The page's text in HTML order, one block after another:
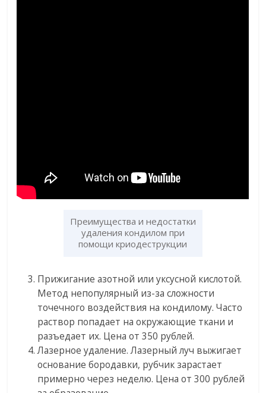
Преимущества и недостатки
удаления кондилом при
помощи криодеструкции
Прижигание азотной или уксусной кислотой.
Метод непопулярный из-за сложности
точечного воздействия на кондилому. Часто
раствор попадает на окружающие ткани и
разъедает их. Цена от 350 рублей.
Лазерное удаление. Лазерный луч выжигает
основание бородавки, рубчик зарастает
примерно через неделю. Цена от 300 рублей